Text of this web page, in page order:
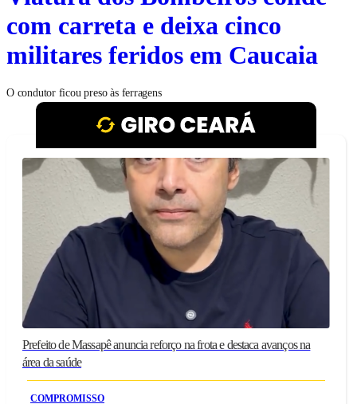
com carreta e deixa cinco
militares feridos em Caucaia
O condutor ficou preso às ferragens
Prefeito de Massapê anuncia reforço na frota e destaca avanços na
área da saúde
COMPROMISSO